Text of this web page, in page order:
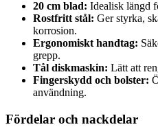
20 cm blad: Idealisk längd
Rostfritt stål: Ger styrka,
korrosion.
Ergonomiskt handtag:
grepp.
Tål diskmaskin: Lätt att
Fingerskydd och bolster:
användning.
Fördelar och nackdelar